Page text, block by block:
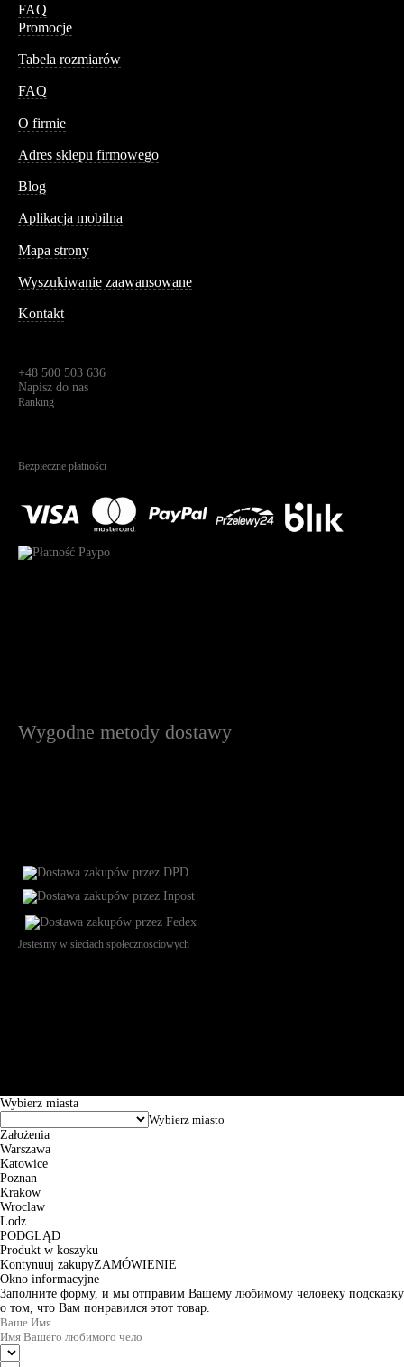
FAQ
Promocje
Tabela rozmiarów
FAQ
O firmie
Adres sklepu firmowego
Blog
Aplikacja mobilna
Mapa strony
Wyszukiwanie zaawansowane
Kontakt
+48 500 503 636
Napisz do nas
Ranking
Bezpieczne płatności
Wygodne metody dostawy
Jesteśmy w sieciach społecznościowych
Wybierz miasta
Założenia
Warszawa
Katowice
Poznan
Krakow
Wroclaw
Lodz
PODGLĄD
Produkt w koszyku
Kontynuuj zakupyZAMÓWIENIE
Okno informacyjne
Заполните форму, и мы отправим Вашему любимому человеку подсказку
о том, что Вам понравился этот товар.